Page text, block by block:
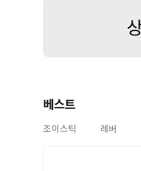
베스트
조이스틱 레버